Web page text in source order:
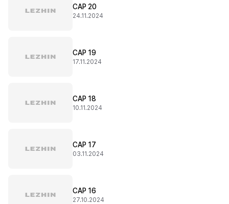
CAP 20
24.11.2024
CAP 19
17.11.2024
CAP 18
10.11.2024
CAP 17
03.11.2024
CAP 16
27.10.2024